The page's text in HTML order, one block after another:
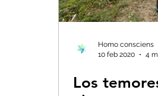
Capitalismo -
Homo consciens
10 feb 2020
4
Los